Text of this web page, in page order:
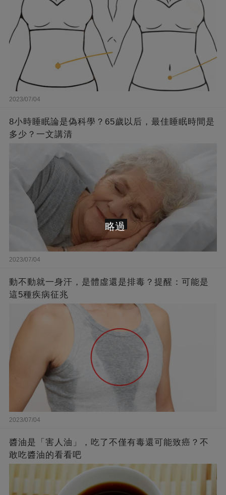
2023/07/04
8小時睡眠論是偽科學？65歲以后，最佳睡眠時間是
多少？一文講清
2023/07/04
動不動就一身汗，是體虛還是排毒？提醒：可能是
這5種疾病征兆
2023/07/04
醬油是「害人油」，吃了不僅有毒還可能致癌？不
敢吃醬油的看看吧
略過